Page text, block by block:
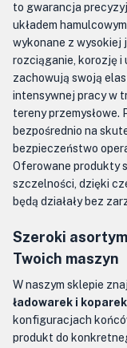
to gwarancja
układem
wykonane z wysokiej
rozciąganie, korozję i
zachowują swoją
intensywnej pracy w
tereny przemysłowe.
bezpośrednio na
bezpieczeństwo
Oferowane produkty
szczelności, dzięki
będą działały bez
Szeroki
Twoich maszyn
W naszym sklepie
ładowarek i koparek
konfiguracjach
produkt do